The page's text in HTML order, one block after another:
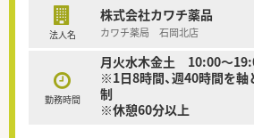
法人名
株式会社カワチ薬品
カワチ薬局 石岡北店
勤務時間
月火水木金土 10:00～
※1日8時間、週40時間を
制
※休憩60分以上